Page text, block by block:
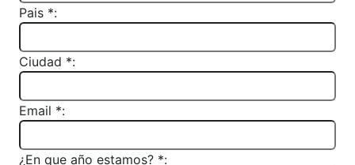
Pais *:
Ciudad *:
Email *:
¿En que año estamos? *: